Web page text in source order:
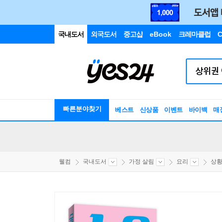
국내도서 외국도서 중고샵 eBook 크레마클럽
빠른분야찾기 베스트 신상품 이벤트 바이백 매
웰컴 국내도서 가정 살림 요리 상